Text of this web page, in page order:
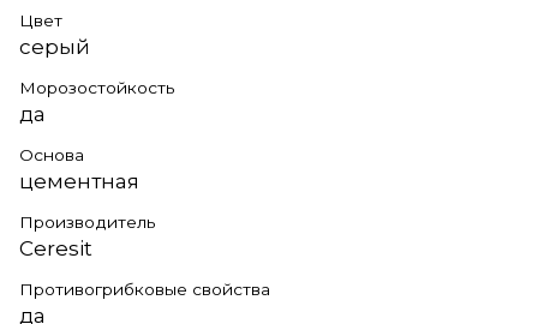
Цвет
серый
Морозостойкость
да
Основа
цементная
Производитель
Ceresit
Противогрибковые свойства
да